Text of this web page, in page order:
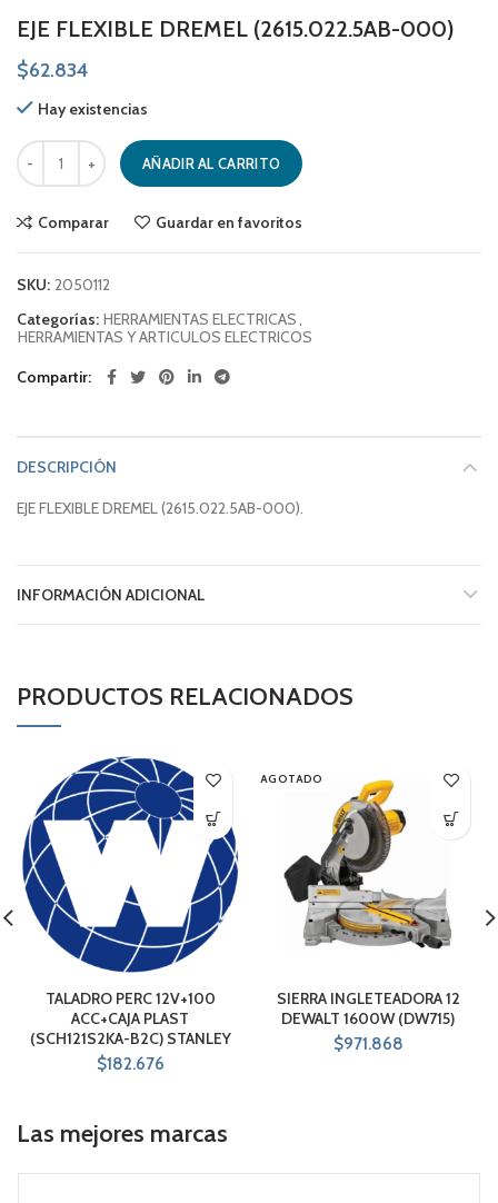
EJE FLEXIBLE DREMEL (2615.022.5AB-000)
$62.834
Hay existencias
EJE FLEXIBLE DREMEL (2615.022.5AB-000) cantidad
AÑADIR AL CARRITO
Comparar Guardar en favoritos
SKU: 2050112
Categorías: HERRAMIENTAS ELECTRICAS,
HERRAMIENTAS Y ARTICULOS ELECTRICOS
Compartir
DESCRIPCIÓN
EJE FLEXIBLE DREMEL (2615.022.5AB-000).
INFORMACIÓN ADICIONAL
PRODUCTOS RELACIONADOS
TALADRO PERC 12V+100
ACC+CAJA PLAST
(SCH121S2KA-B2C) STANLEY
$182.676
AGOTADO
SIERRA INGLETEADORA 12
DEWALT 1600W (DW715)
$971.868
Las mejores marcas